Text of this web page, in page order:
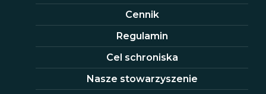
Cennik
Regulamin
Cel schroniska
Nasze stowarzyszenie